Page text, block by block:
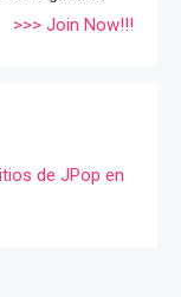
>>> Join Now!!!